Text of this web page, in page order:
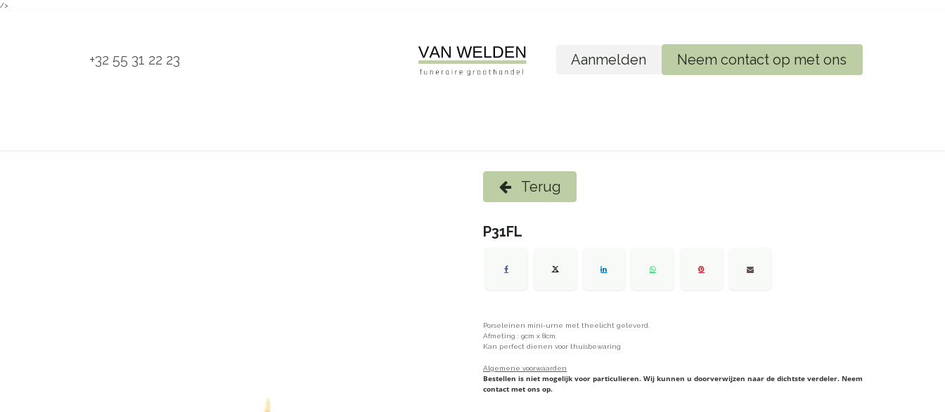
/>
+32 55 31 22 23 Aanmelden Neem contact op met ons
Terug
P31FL
Porseleinen mini-urne met theelicht geleverd.
Afmeting : 9cm x 8cm.
Kan perfect dienen voor thuisbewaring
Algemene voorwaarden
Bestellen is niet mogelijk voor particulieren. Wij kunnen u doorverwijzen naar de dichtste verdeler. Neem
contact met ons op.